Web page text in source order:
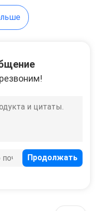
110
завод,